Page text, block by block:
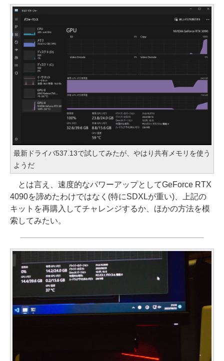
最新ドライバ537.13で試してみたが、やはり共有メモリを使う
ようだ
とは言え、速度的なパワーアップとしてGeForce RTX
4090を諦めたわけではなく(特にSDXLが重い)、上記の
キットを再購入してチャレンジするか、ほかの方法を模
索してみたい。